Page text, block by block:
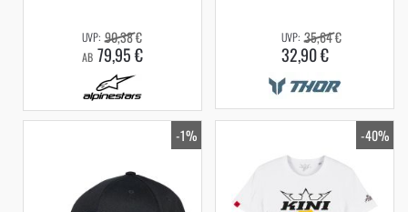
AB 79,95 €
90,38 €
32,90 €
35,64 €
-1% -40%